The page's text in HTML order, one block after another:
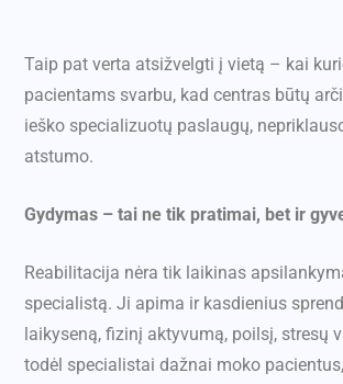
Taip pat verta atsižvelgti į vietą – kai
pacientams svarbu, kad centras būtų
ieško specializuotų paslaugų,
atstumo.
Gydymas – tai ne tik pratimai, bet ir
Reabilitacija nėra tik laikinas
specialistą. Ji apima ir kasdienius
laikyseną, fizinį aktyvumą, poilsį, stresų
todėl specialistai dažnai moko